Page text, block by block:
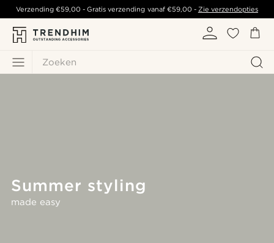
Zoeken
Verzending€59,00 - Gratis verzending vanaf €59,00- Zie verzendopties
Summer styling
made easy